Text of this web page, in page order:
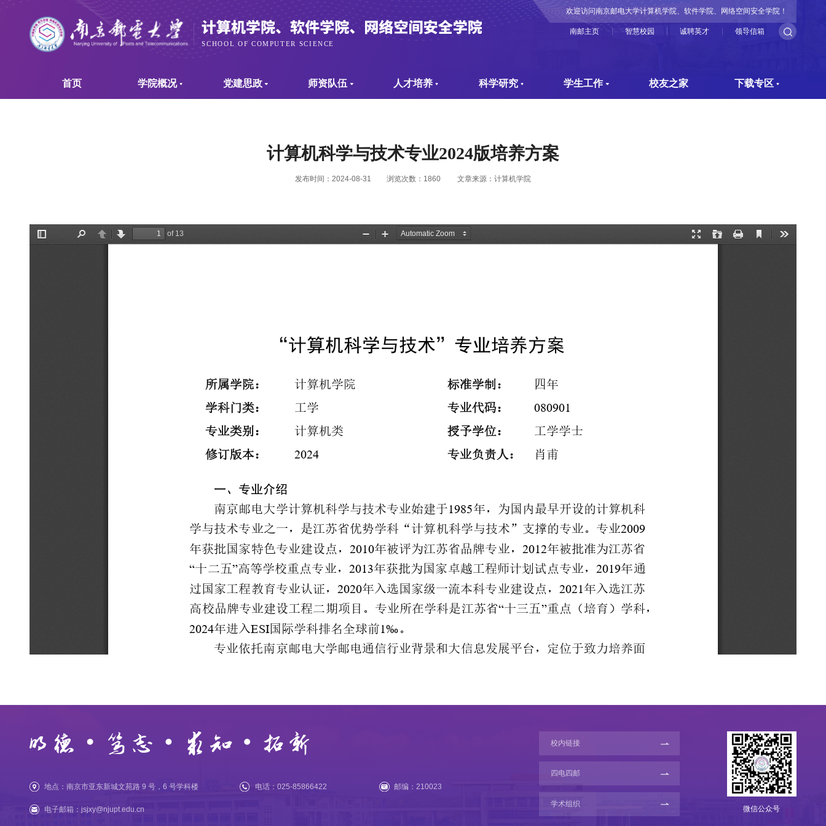
欢迎访问南京邮电大学计算机学院、软件学院、网络空间安全学院！
南邮主页 智慧校园 诚聘英才 领导信箱
首页 学院概况 党建思政 师资队伍 人才培养 科学研究 学生工作 校友之家 下载专区
计算机科学与技术专业2024版培养方案
发布时间：2024-08-31 浏览次数： 1860 文章来源：计算机学院
地点：南京市亚东新城文苑路 9 号，6 号学科楼 电话：025-85866422 邮编：210023
电子邮箱：jsjxy@njupt.edu.cn
校内链接
四电四邮
学术组织
微信公众号